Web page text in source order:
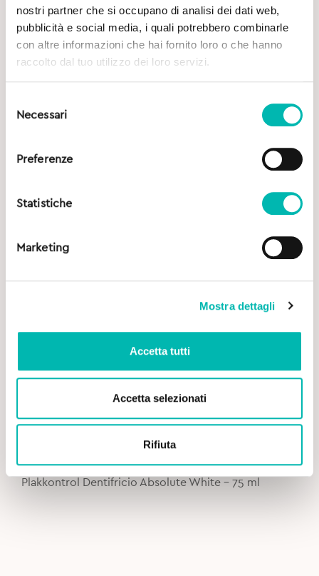
nostri partner che si occupano di analisi dei dati web,
pubblicità e social media, i quali potrebbero combinarle
con altre informazioni che hai fornito loro o che hanno
raccolto dal tuo utilizzo dei loro servizi.
delNecessari
Preferenze
Statistiche
Marketing
Mostra dettagli
Accetta tutti
Accetta selezionati
Rifiuta
Potrebbe Interessarti
was:
5,90€.
is:
4,80€.
Plakkontrol Dentifricio Absolute White – 75 ml